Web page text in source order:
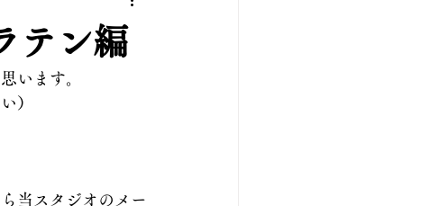
ン編
います。
）
当スタジオのメー